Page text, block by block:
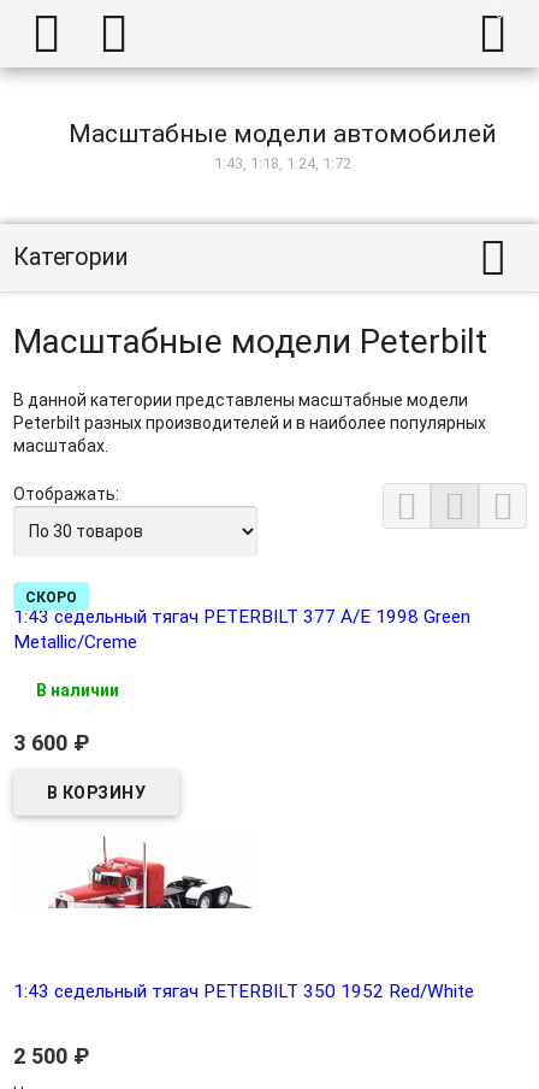
  
Масштабные модели автомобилей
1:43, 1:18, 1:24, 1:72
Категории 
Масштабные модели Peterbilt
В данной категории представлены масштабные модели
Peterbilt разных производителей и в наиболее популярных
масштабах.
Отображать:   
СКОРО
1:43 седельный тягач PETERBILT 377 A/E 1998 Green
Metallic/Creme
В наличии
3 600 ₽
1:43 седельный тягач PETERBILT 350 1952 Red/White
2 500 ₽